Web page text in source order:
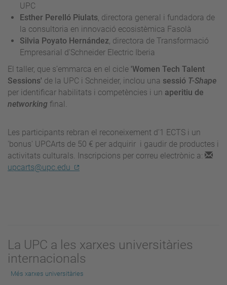
UPC
Esther Perelló Piulats, directora general i fundadora de
la consultoria en innovació ecosistèmica Fasolà
Silvia Poyato Hernández, directora de Transformació
Empresarial d'Schneider Electric Iberia
El taller, que s’emmarca en el cicle 'Women Tech Talent
Sessions' de la UPC i Schneider, inclou una sessió T-Shape
per identificar habilitats i competències i un aperitiu de
networking final.
Les participants rebran el reconeixement d’1 ECTS i un
'bonus' UPCArts de 50 € per adquirir i gaudir de productes i
activitats culturals. Inscripcions per correu electrònic a:
upcarts@upc.edu
La UPC a les xarxes universitàries
internacionals
Més xarxes universitàries